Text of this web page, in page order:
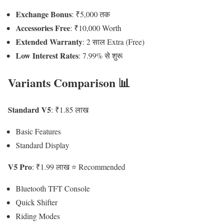
Exchange Bonus: ₹5,000 तक
Accessories Free: ₹10,000 Worth
Extended Warranty: 2 साल Extra (Free)
Low Interest Rates: 7.99% से शुरू
Variants Comparison 📊
Standard V5: ₹1.85 लाख
Basic Features
Standard Display
V5 Pro: ₹1.99 लाख ⭐ Recommended
Bluetooth TFT Console
Quick Shifter
Riding Modes